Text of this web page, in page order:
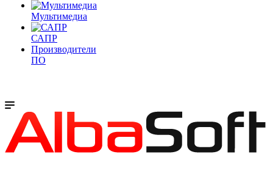
Мультимедиа
САПР
Производители
ПО